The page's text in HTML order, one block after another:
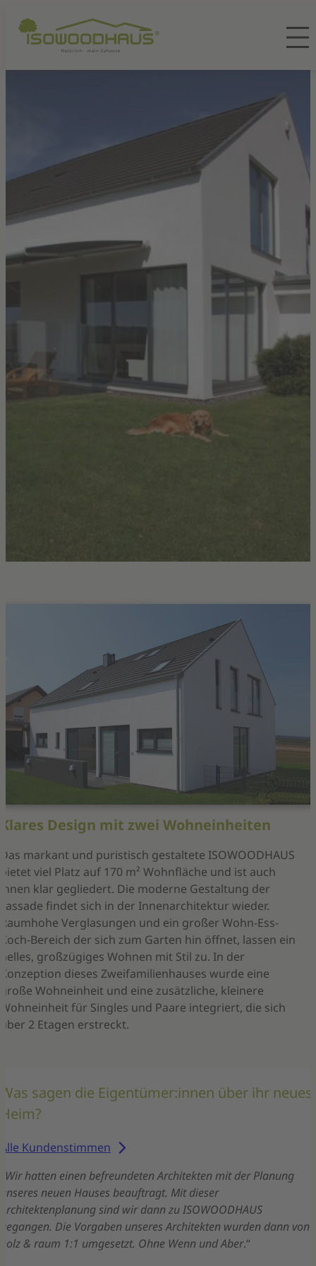
Klares Design mit zwei Wohneinheiten
Das markant und puristisch gestaltete ISOWOODHAUS
bietet viel Platz auf 170 m² Wohnfläche und ist auch
innen klar gegliedert. Die moderne Gestaltung der
Fassade findet sich in der Innenarchitektur wieder.
Raumhohe Verglasungen und ein großer Wohn-Ess-
Koch-Bereich der sich zum Garten hin öffnet, lassen ein
helles, großzügiges Wohnen mit Stil zu. In der
Konzeption dieses Zweifamilienhauses wurde eine
große Wohneinheit und eine zusätzliche, kleinere
Wohneinheit für Singles und Paare integriert, die sich
über 2 Etagen erstreckt.
Was sagen die Eigentümer:innen über ihr neues
Heim?
Alle Kundenstimmen
Wir hatten einen befreundeten Architekten mit der Planung
unseres neuen Hauses beauftragt. Mit dieser
Architektenplanung sind wir dann zu ISOWOODHAUS
gegangen. Die Vorgaben unseres Architekten wurden dann von
holz & raum 1:1 umgesetzt. Ohne Wenn und Aber.“